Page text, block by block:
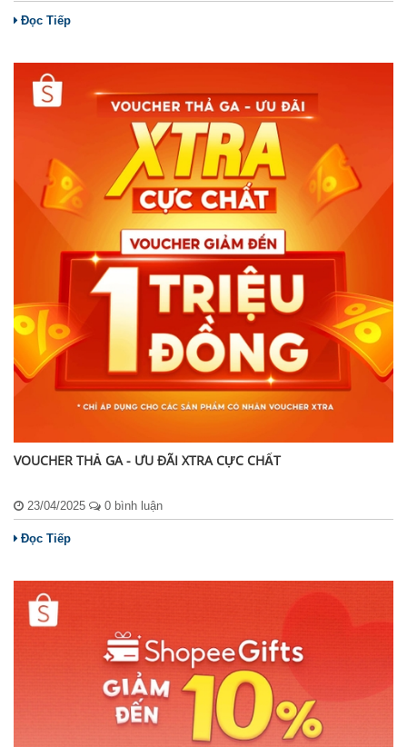
Đọc Tiếp
VOUCHER THẢ GA - ƯU ĐÃI XTRA CỰC CHẤT
23/04/2025 0 bình luận
Đọc Tiếp